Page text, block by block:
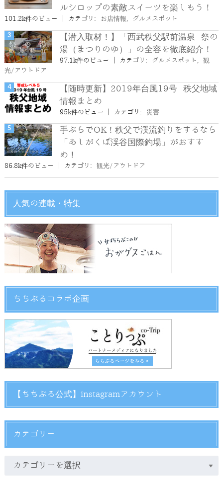
ルシロップの素敵スイーツを楽しもう！
101.2k件のビュー カテゴリ: お店情報, グルメスポット
【潜入取材！】「西武秩父駅前温泉 祭の
湯（まつりのゆ）」の全容を徹底紹介！
97.1k件のビュー カテゴリ: グルメスポット , 観
光/アウトドア
【随時更新】2019年台風19号 秩父地域
情報まとめ
95k件のビュー カテゴリ: 災害
手ぶらでOK！秩父で渓流釣りをするなら
「あしがくぼ渓谷国際釣場」がおすす
め！
86.8k件のビュー カテゴリ: 観光/アウトドア
人気の連載・特集
ちちぶるコラボ企画
【ちちぶる公式】instagramアカウント
カテゴリー